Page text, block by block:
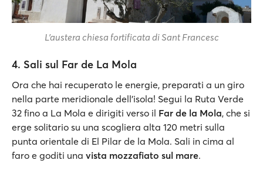
L'austera chiesa fortificata di Sant Francesc
4. Sali sul Far de La Mola
Ora che hai recuperato le energie, preparati a un giro
nella parte meridionale dell’isola! Segui la Ruta Verde
32 fino a La Mola e dirigiti verso il Far de la Mola, che si
erge solitario su una scogliera alta 120 metri sulla
punta orientale di El Pilar de la Mola. Sali in cima al
faro e goditi una vista mozzafiato sul mare.